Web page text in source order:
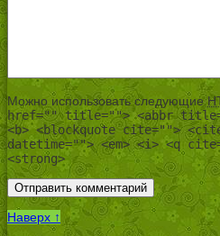
Можно использовать следующие
href="" title=""> <abbr
<b> <blockquote cite="">
datetime=""> <em> <i> <q
<strong>
Наверх ↑